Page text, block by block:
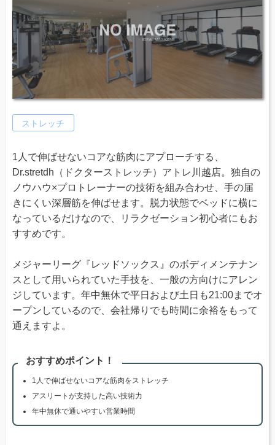
ストレッチ
1人で伸ばせないコアな筋肉にアプローチする、
Dr.stretdh（ドクターストレッチ）アトレ川越店。独自の
ノウハウ×プロトレーナーの技術を組み合わせ、手の届
きにくい深層筋を伸ばせます。脱力状態でベッドに横に
なっているだけなので、リラクゼーション初心者にもお
すすめです。
メジャーリーグ『レッドソックス』のボディメンテナン
スとして用いられていた手技を、一般の方向けにアレン
ジしています。年中無休で平日および土日も21:00までオ
ープンしているので、会社帰りでも時間に余裕をもって
通えますよ。
おすすめポイント！
1人で伸ばせないコアな筋肉をストレッチ
アスリートが支持した高い技術力
年中無休で通いやすい営業時間